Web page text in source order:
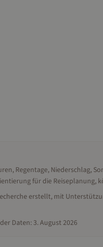
Regentage, Niederschlag,
für die Reiseplanung,
erstellt, mit
Daten: 3. August 2026